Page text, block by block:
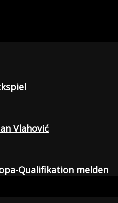
Vlahović
Qualifikation melden